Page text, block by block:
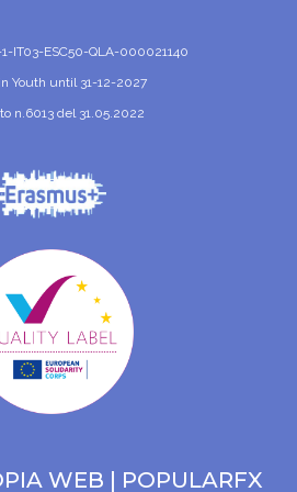
IT03-ESC50-QLA-000021140
Youth until 31-12-2027
n.6013 del 31.05.2022
WEB | POPULARFX